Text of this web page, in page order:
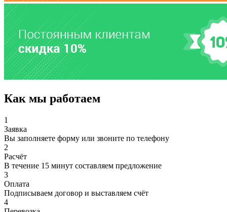
Как мы работаем
1
Заявка
Вы заполняете форму или звоните по телефону
2
Расчёт
В течение 15 минут составляем предложение
3
Оплата
Подписываем договор и выставляем счёт
4